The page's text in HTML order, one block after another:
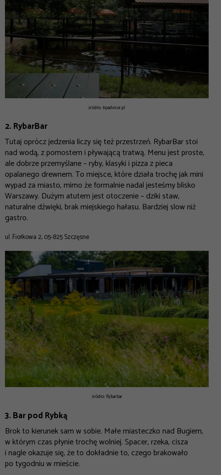
źródło: trpadvisor.pl
2. RybarBar
Tutaj oprócz jedzenia liczy się też przestrzeń. RybarBar stoi
nad wodą, z pomostem i pływającą tratwą. Menu jest proste,
ale dobrze przemyślane – ryby, klasyki i pizza z pieca
opalanego drewnem. To miejsce, które działa trochę jak mini
wypad za miasto, mimo że formalnie nadal jesteśmy blisko
Warszawy. Dużym atutem jest otoczenie – dziki staw,
naturalne dźwięki, brak miejskiego hałasu. Bardziej slow niż
gastro.
ul. Fiołkowa 2, 05-825 Szczęsne
źródło: Rybarbar
3. Bar pod Rybką
Brok to kierunek sam w sobie. Małe miasteczko nad Bugiem,
w którym czas płynie trochę wolniej. Spacer, rzeka, cisza
i nagle okazuje się, że to dokładnie to, czego brakowało
po tygodniu w mieście.